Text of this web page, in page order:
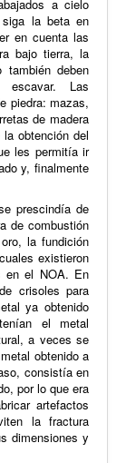
a cielo
la beta en
en cuenta las
bajo tierra, la
deben
escavar. Las
piedra: mazas,
de madera
obtención del
les permitía ir
y, finalmente
prescindía de
de combustión
la fundición
existieron
en el NOA. En
crisoles para
ya obtenido
el metal
a veces se
obtenido a
consistía en
por lo que era
artefactos
la fractura
dimensiones y